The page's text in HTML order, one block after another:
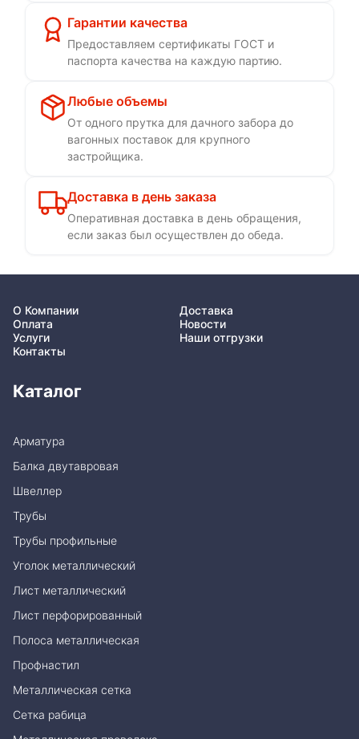
Гарантии качества
Предоставляем сертификаты ГОСТ и
паспорта качества на каждую партию.
Любые объемы
От одного прутка для дачного забора до
вагонных поставок для крупного
застройщика.
Доставка в день заказа
Оперативная доставка в день обращения,
если заказ был осуществлен до обеда.
О Компании
Доставка
Оплата
Новости
Услуги
Наши отгрузки
Контакты
Каталог
Арматура
Балка двутавровая
Швеллер
Трубы
Трубы профильные
Уголок металлический
Лист металлический
Лист перфорированный
Полоса металлическая
Профнастил
Металлическая сетка
Сетка рабица